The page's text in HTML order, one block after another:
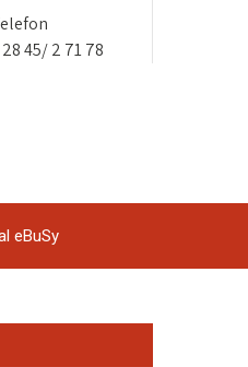
45/ 2 71 78
eBuSy